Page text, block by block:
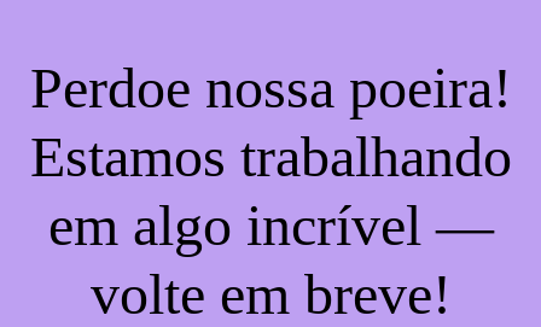
Perdoe nossa poeira!
Estamos trabalhando
em algo incrível —
volte em breve!